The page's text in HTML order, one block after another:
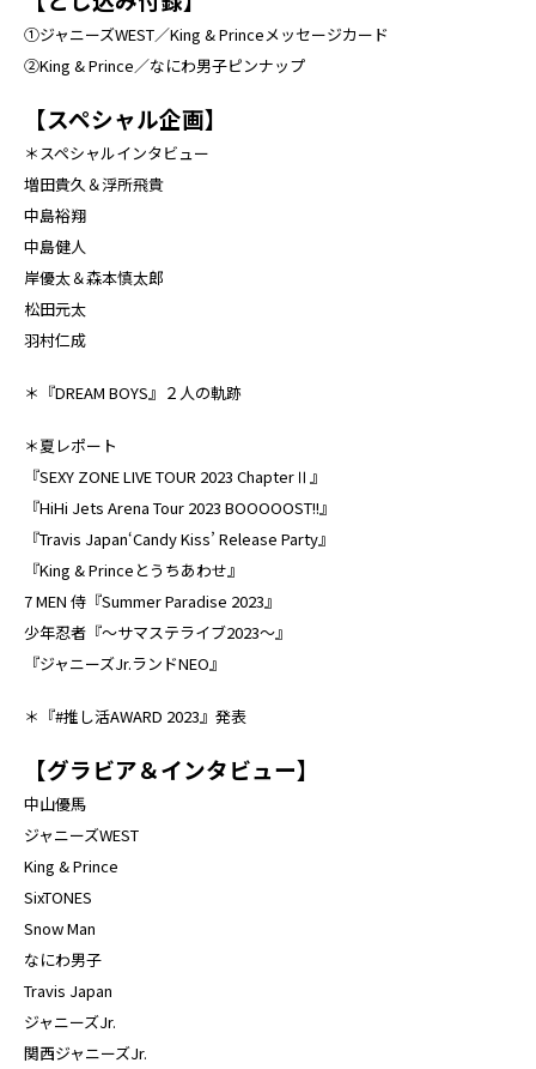
①ジャニーズWEST／King & Princeメッセージカード
②King & Prince／なにわ男子ピンナップ
【スペシャル企画】
＊スペシャルインタビュー
増田貴久＆浮所飛貴
中島裕翔
中島健人
岸優太＆森本慎太郎
松田元太
羽村仁成
＊『DREAM BOYS』２人の軌跡
＊夏レポート
『SEXY ZONE LIVE TOUR 2023 ChapterⅡ』
『HiHi Jets Arena Tour 2023 BOOOOOST!!』
『Travis Japan‘Candy Kiss’ Release Party』
『King & Princeとうちあわせ』
7 MEN 侍『Summer Paradise 2023』
少年忍者『～サマステライブ2023～』
『ジャニーズJr.ランドNEO』
＊『#推し活AWARD 2023』発表
【グラビア＆インタビュー】
中山優馬
ジャニーズWEST
King & Prince
SixTONES
Snow Man
なにわ男子
Travis Japan
ジャニーズJr.
関西ジャニーズJr.